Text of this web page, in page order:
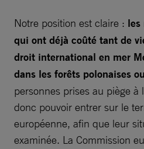
Notre position est claire : les
qui ont déjà coûté tant de
droit international en mer
dans les forêts polonaises
personnes prises au piège à
donc pouvoir entrer sur le
européenne, afin que leur
examinée. La Commission